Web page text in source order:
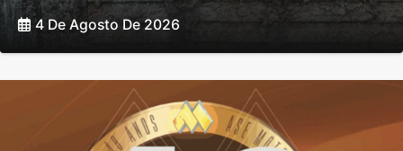
4 De Agosto De 2026